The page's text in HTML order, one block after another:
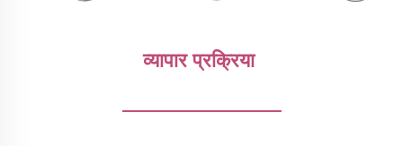
व्यापार प्रक्रिया
________________